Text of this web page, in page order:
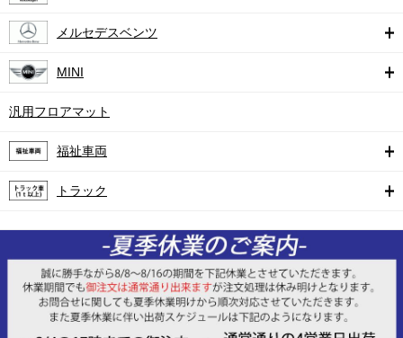
メルセデスベンツ
MINI
汎用フロアマット
福祉車両
トラック